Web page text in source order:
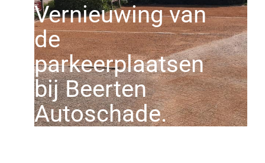
Vernieuwing van
de
parkeerplaatsen
bij Beerten
Autoschade.